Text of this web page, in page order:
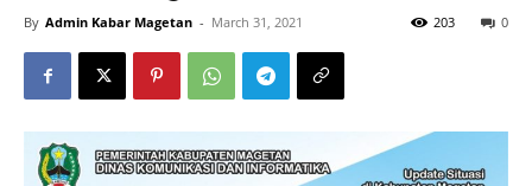
By Admin Kabar Magetan - March 31, 2021 0
203